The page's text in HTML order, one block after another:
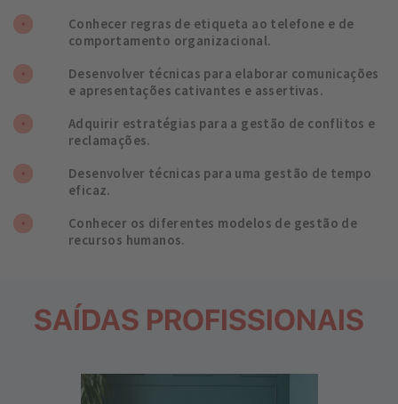
Conhecer regras de etiqueta ao telefone e de
comportamento organizacional.
Desenvolver técnicas para elaborar comunicações
e apresentações cativantes e assertivas.
Adquirir estratégias para a gestão de conflitos e
reclamações.
Desenvolver técnicas para uma gestão de tempo
eficaz.
Conhecer os diferentes modelos de gestão de
recursos humanos.
SAÍDAS PROFISSIONAIS